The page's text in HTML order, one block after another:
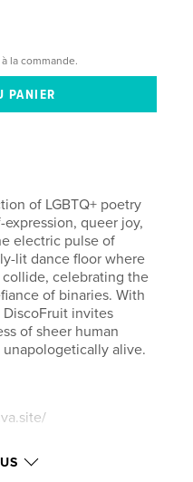
la commande.
of LGBTQ+ poetry
queer joy,
electric pulse of
lit dance floor where
celebrating the
of binaries. With
invites
of sheer human
alive.